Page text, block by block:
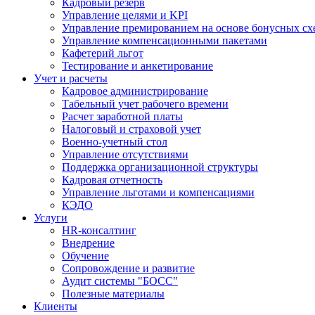
Управление целями и KPI
Управление премированием на основе бонусных
Управление компенсационными пакетами
Кафетерий льгот
Тестирование и анкетирование
Учет и расчеты
Кадровое администрирование
Табельный учет рабочего времени
Расчет заработной платы
Налоговый и страховой учет
Военно-учетный стол
Управление отсутствиями
Поддержка организационной структуры
Кадровая отчетность
Управление льготами и компенсациями
КЭДО
Услуги
HR-консалтинг
Внедрение
Обучение
Сопровождение и развитие
Аудит системы "БОСС"
Полезные материалы
Клиенты